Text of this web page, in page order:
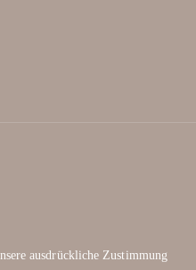
ausdrückliche Zustimmung